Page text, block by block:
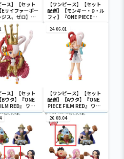
ース】【セット
サイファーポー
ジス〟ゼロ】ワ
ワールドコレク
ィギュア-ワノ国
7-
【ワンピース】【セット
配送】【モンキー・D・ル
フィ】『ONE PIECE
MONKEY.D.LUFFY-
ース】【セット
Bウタ】『ONE
RED』 ワー
クタブルフィギ
COLLECTION-
24.06.01
【ワンピース】【セット
配送】【Aウタ】『ONE
PIECE FILM RED』 ワー
ルドコレクタブルフィギ
ュア-UTA COLLECTION-
26.08.04